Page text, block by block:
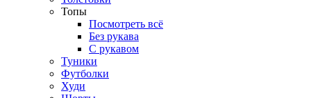
Топы
Посмотреть всё
Без рукава
С рукавом
Туники
Футболки
Худи